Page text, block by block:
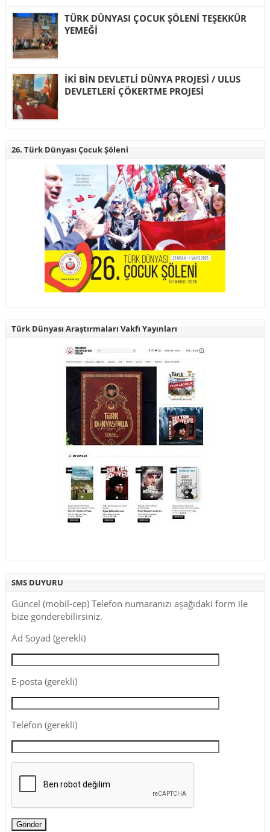
TÜRK DÜNYASI ÇOCUK ŞÖLENİ TEŞEKKÜR
YEMEĞİ
İKİ BİN DEVLETLİ DÜNYA PROJESİ / ULUS
DEVLETLERİ ÇÖKERTME PROJESİ
26. Türk Dünyası Çocuk Şöleni
Türk Dünyası Araştırmaları Vakfı Yayınları
SMS DUYURU
Güncel (mobil-cep) Telefon numaranızı aşağıdaki form ile
bize gönderebilirsiniz.
Ad Soyad (gerekli)
E-posta (gerekli)
Telefon (gerekli)